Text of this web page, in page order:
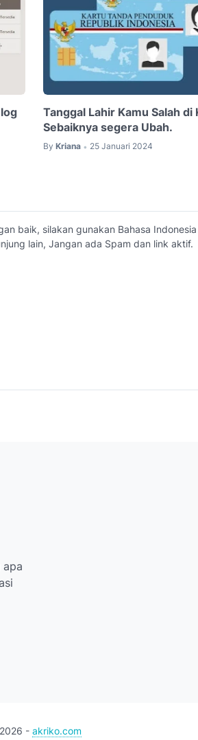
Tanggal Lahir Kamu Salah di
Sebaiknya segera Ubah.
By Kriana • 25 Januari 2024
baik, silakan gunakan Bahasa
lain, Jangan ada Spam dan link aktif.
2026 - akriko.com